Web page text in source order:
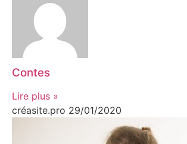
Contes
Lire plus »
créasite.pro 29/01/2020